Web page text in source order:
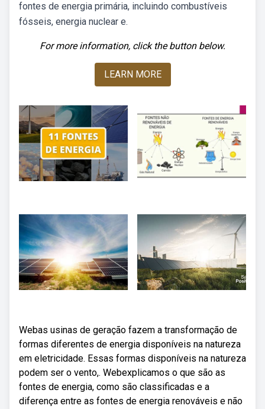
fontes de energia primária, incluindo combustíveis
fósseis, energia nuclear e.
For more information, click the button below.
LEARN MORE
Webas usinas de geração fazem a transformação de
formas diferentes de energia disponíveis na natureza
em eletricidade. Essas formas disponíveis na natureza
podem ser o vento,. Webexplicamos o que são as
fontes de energia, como são classificadas e a
diferença entre as fontes de energia renováveis e não